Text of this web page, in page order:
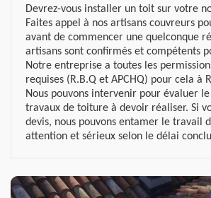
Devrez-vous installer un toit sur votre
Faites appel à nos artisans couvreurs
avant de commencer une quelconque
artisans sont confirmés et compétents
Notre entreprise a toutes les
requises (R.B.Q et APCHQ) pour cela à
Nous pouvons intervenir pour évaluer
travaux de toiture à devoir réaliser. Si
devis, nous pouvons entamer le travail
attention et sérieux selon le délai